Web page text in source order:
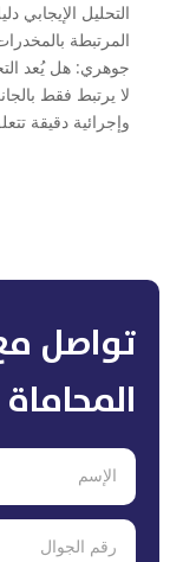
التحليل الإيجابي
المرتبطة
جوهري: هل يُعد
لا يرتبط فقط
وإجرائية دقيقة
تواصل
المحاماة